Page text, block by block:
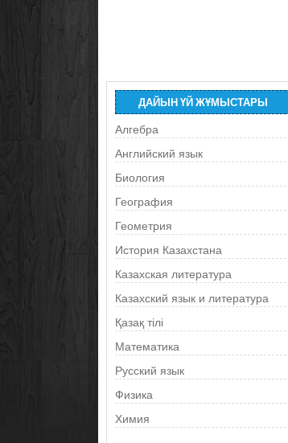
ДАЙЫН ҮЙ ЖҰМЫСТАРЫ
Алгебра
Английский язык
Биология
География
Геометрия
История Казахстана
Казахская литература
Казахский язык и литература
Қазақ тілі
Математика
Русский язык
Физика
Химия